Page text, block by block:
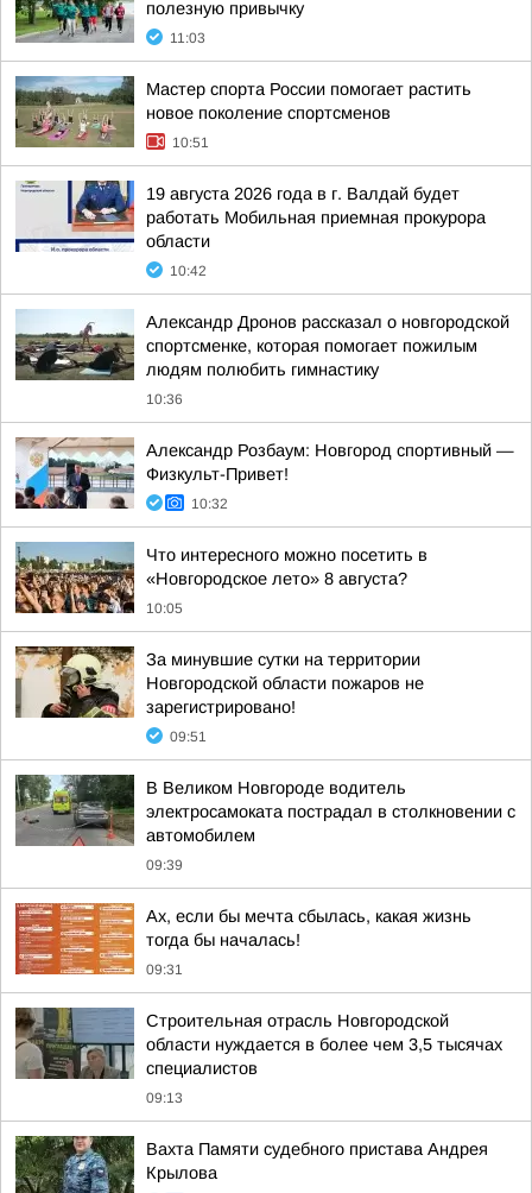
полезную привычку
11:03
Мастер спорта России помогает растить
новое поколение спортсменов
10:51
19 августа 2026 года в г. Валдай будет
работать Мобильная приемная прокурора
области
10:42
Александр Дронов рассказал о новгородской
спортсменке, которая помогает пожилым
людям полюбить гимнастику
10:36
Александр Розбаум: Новгород спортивный —
Физкульт-Привет!
10:32
Что интересного можно посетить в
«Новгородское лето» 8 августа?
10:05
За минувшие сутки на территории
Новгородской области пожаров не
зарегистрировано!
09:51
В Великом Новгороде водитель
электросамоката пострадал в столкновении с
автомобилем
09:39
Ах, если бы мечта сбылась, какая жизнь
тогда бы началась!
09:31
Строительная отрасль Новгородской
области нуждается в более чем 3,5 тысячах
специалистов
09:13
Вахта Памяти судебного пристава Андрея
Крылова